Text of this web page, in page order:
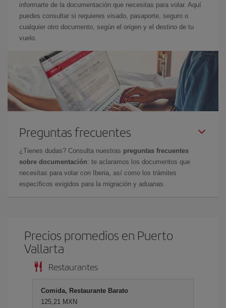
informarte de la documentación que necesitas para volar. Aquí
puedes consultar si requieres visado, pasaporte, seguro o
cualquier otro documento, según el origen y el destino de tu
vuelo.
Preguntas frecuentes
¿Tienes dudas? Consulta nuestras preguntas frecuentes
sobre documentación: te aclaramos los documentos que
necesitas para volar con Iberia, así como los trámites
específicos exigidos para la migración y aduanas.
Precios promedios en Puerto
Vallarta
Restaurantes
Comida, Restaurante Barato
125,21 MXN